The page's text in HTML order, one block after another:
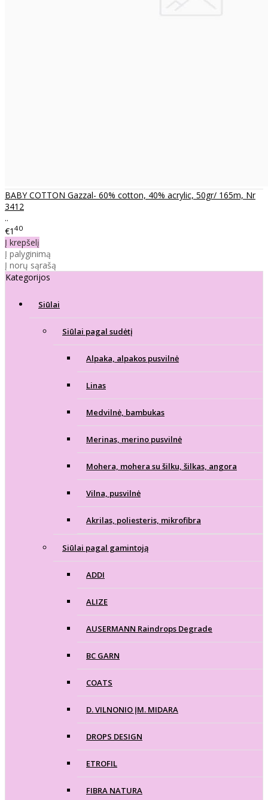
BABY COTTON Gazzal- 60% cotton, 40% acrylic, 50gr/ 165m, Nr
3412
..
€1 40
Į krepšelį
Į palyginimą
Į norų sąrašą
Kategorijos
Siūlai
Siūlai pagal sudėtį
Alpaka, alpakos pusvilnė
Linas
Medvilnė, bambukas
Merinas, merino pusvilnė
Mohera, mohera su šilku, šilkas, angora
Vilna, pusvilnė
Akrilas, poliesteris, mikrofibra
Siūlai pagal gamintoją
ADDI
ALIZE
AUSERMANN Raindrops Degrade
BC GARN
COATS
D. VILNONIO ĮM. MIDARA
DROPS DESIGN
ETROFIL
FIBRA NATURA